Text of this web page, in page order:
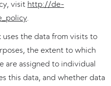
visit http://de-
.
the data from visits to
the extent to which
are assigned to individual
this data, and whether data